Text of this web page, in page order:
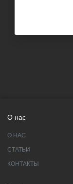
О нас
О НАС
СТАТЬИ
КОНТАКТЫ